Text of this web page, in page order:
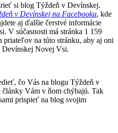
si blog Týždeň v Devínskej.
v Devínskej na Facebooku, kde
aj ďalšie čerstvé informácie
V súčasnosti má stránka 1 159
na túto stránku, aby aj oni
Devínskej Novej Vsi.
čo Vás na blogu Týždeň v
Vám v ňom chýbajú. Tak
prispieť na blog svojim